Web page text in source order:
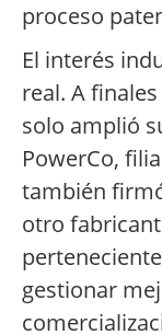
proceso
El interés
real. A
solo amplió
PowerCo,
también
otro
gestionar